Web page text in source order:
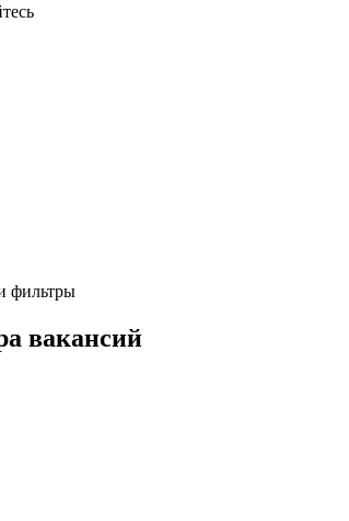
фильтры
вакансий